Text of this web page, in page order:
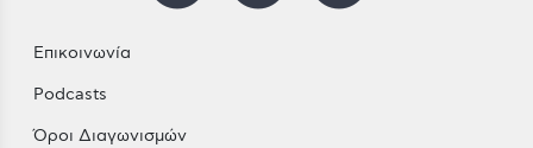
Επικοινωνία
Podcasts
Όροι Διαγωνισμών